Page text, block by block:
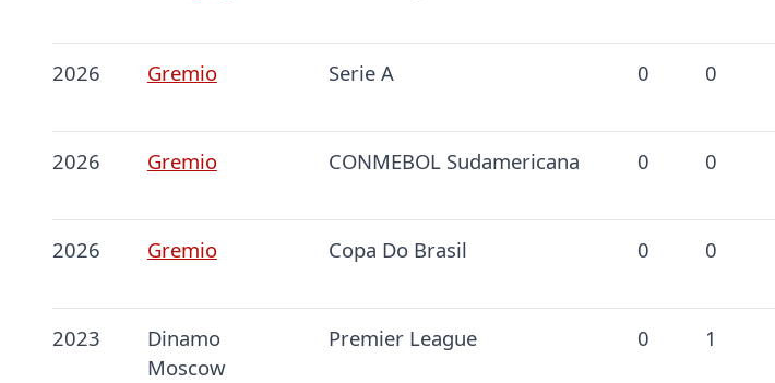
2026 Gremio Serie A 0 0
2026 Gremio CONMEBOL Sudamericana 0 0
2026 Gremio Copa Do Brasil 0 0
2023
Dinamo
Moscow
Premier League 0 1